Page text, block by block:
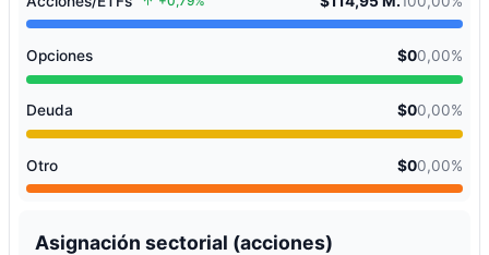
Opciones $00,00%
Deuda $00,00%
Otro $00,00%
Asignación sectorial (acciones)